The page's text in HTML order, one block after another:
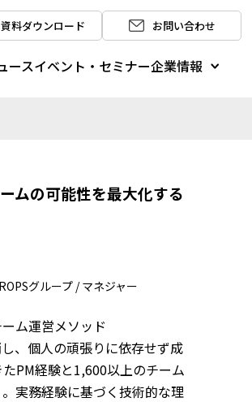
資料ダウンロード お問い合わせ
ースイベント・セミナー企業情報
ムの可能性を最大化する
グループ / マネジャー
ム運営メソッド
、個人の頑張りに依存せず成
PM経験と1,600以上のチーム
実務経験に基づく技術的な理